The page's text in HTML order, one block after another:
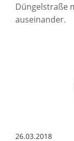
Düngelstraße
auseinander.
26.03.2018